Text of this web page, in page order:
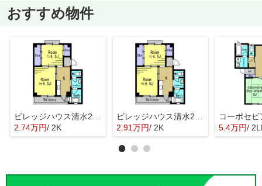
おすすめ物件
2.74万円/ 2K
2.91万円/ 2K
コーポセ
5.4万円/